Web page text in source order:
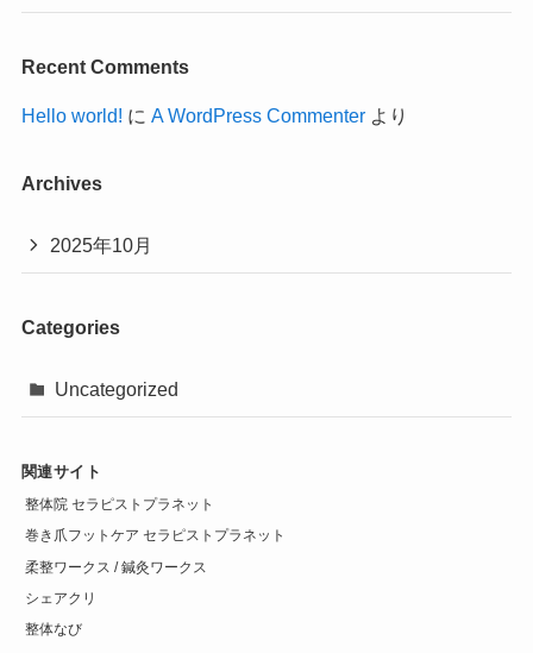
Recent Comments
Hello world! に A WordPress Commenterより
Archives
2025年10月
Categories
Uncategorized
関連サイト
整体院 セラピストプラネット
巻き爪フットケア セラピストプラネット
柔整ワークス / 鍼灸ワークス
シェアクリ
整体なび